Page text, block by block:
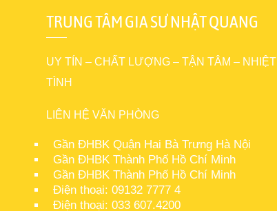
TRUNG TÂM GIA SƯ NHẬT QUANG
UY TÍN – CHẤT LƯỢNG – TẬN TÂM – NHIỆT
TÌNH
LIÊN HỆ VĂN PHÒNG
Gần ĐHBK Quận Hai Bà Trưng Hà Nội
Gần ĐHBK Thành Phố Hồ Chí Minh
Gần ĐHBK Thành Phố Hồ Chí Minh
Điện thoại: 09132 7777 4
Điện thoại: 033 607.4200